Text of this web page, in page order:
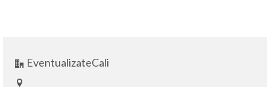
EventualizateCali